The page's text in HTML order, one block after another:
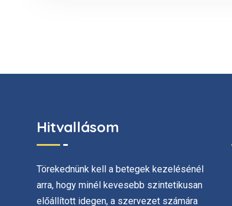
Hitvallásom
Törekednünk kell a betegek kezelésénél
arra, hogy minél kevesebb szintetikusan
előállított idegen, a szervezet számára